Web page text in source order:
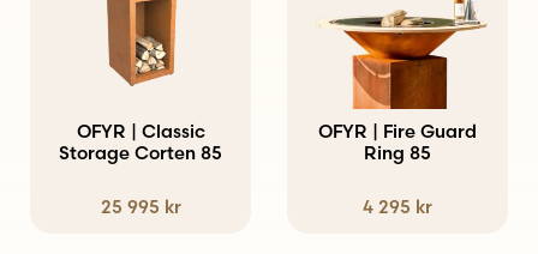
OFYR | Classic
Storage Corten 85
25 995 kr
OFYR | Fire Guard
Ring 85
4 295 kr